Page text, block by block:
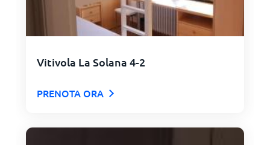
Vitivola La Solana 4-2
PRENOTA ORA